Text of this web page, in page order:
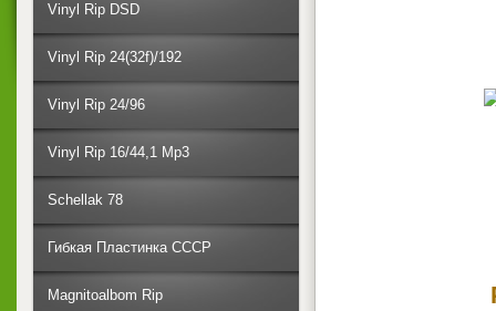
Vinyl Rip DSD
Vinyl Rip 24(32f)/192
Vinyl Rip 24/96
Vinyl Rip 16/44,1 Mp3
Schellak 78
Гибкая Пластинка СССР
Magnitoalbom Rip